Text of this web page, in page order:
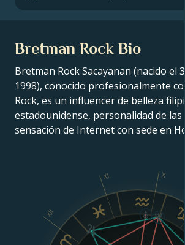
Bretman Rock Bio
Bretman Rock Sacayanan (nacido el
1998), conocido profesionalmente
Rock, es un influencer de belleza
estadounidense, personalidad de las
sensación de Internet con sede en
X
XI
XII